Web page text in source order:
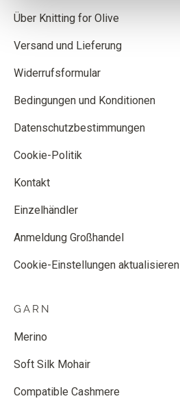
Über Knitting for Olive
Versand und Lieferung
Widerrufsformular
Bedingungen und Konditionen
Datenschutzbestimmungen
Cookie-Politik
Kontakt
Einzelhändler
Anmeldung Großhandel
Cookie-Einstellungen aktualisieren
GARN
Merino
Soft Silk Mohair
Compatible Cashmere